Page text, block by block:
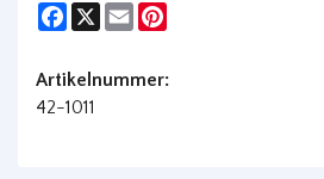
Facebook
X Email
Artikelnummer:
42-1011